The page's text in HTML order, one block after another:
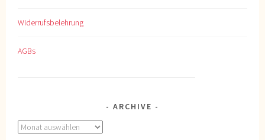
Widerrufsbelehrung
AGBs
ARCHIVE
Archive